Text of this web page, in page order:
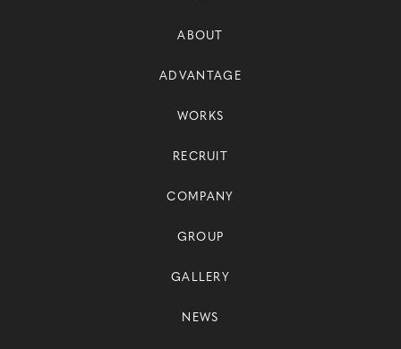
ABOUT
ADVANTAGE
WORKS
RECRUIT
COMPANY
GROUP
GALLERY
NEWS